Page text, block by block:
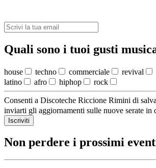
Quali sono i tuoi gusti
house techno commerciale
revival
latino
afro hiphop rock
Consenti a Discoteche Riccione Rimini di
inviarti gli aggiornamenti sulle nuove serate in
Iscriviti
Non perdere i prossimi